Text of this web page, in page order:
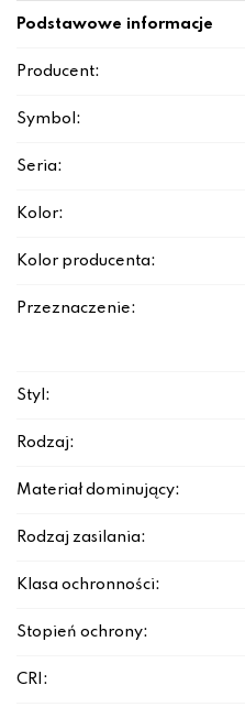
Podstawowe informacje
Producent:
Symbol:
Seria:
Kolor:
Kolor producenta:
Przeznaczenie:
Styl:
Rodzaj:
Materiał dominujący:
Rodzaj zasilania:
Klasa ochronności:
Stopień ochrony:
CRI: